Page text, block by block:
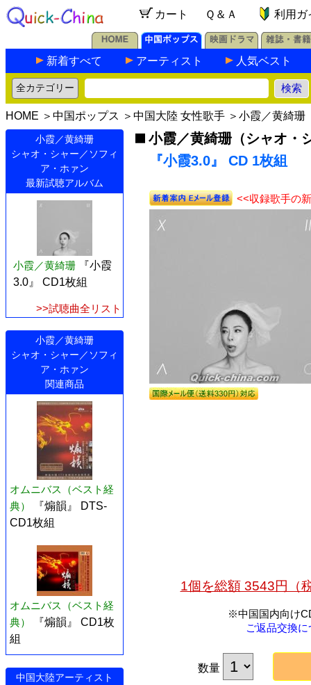
カート Ｑ＆Ａ 利用ガ
新着すべて アーティスト 人気ベスト
HOME ＞ 中国ポップス ＞ 中国大陸 女性歌手 ＞ 小霞／黄綺珊
小霞／黄綺珊
シャオ・シャー／ソフィ
ア・ホァン
最新試聴アルバム
小霞／黄綺珊
『小霞
3.0』 CD1枚組
>>試聴曲全リスト
小霞／黄綺珊
シャオ・シャー／ソフィ
ア・ホァン
関連商品
オムニバス（ベスト経
典）
『煽韻』 DTS-
CD1枚組
オムニバス（ベスト経
典）
『煽韻』 CD1枚
組
中国大陸アーティスト
小霞／黄綺珊（シャオ・
『小霞3.0』 CD 1枚組
<<収録歌手の
1個を総額 3543円（
※中国国内向け
ご返品交換
数量